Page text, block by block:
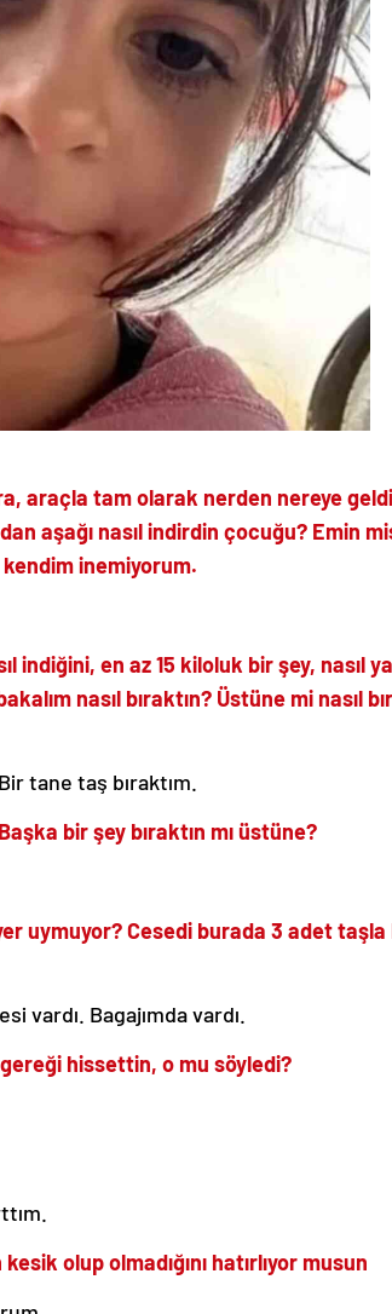
araçla tam olarak nerden nereye
aşağı nasıl indirdin çocuğu? Emin
kendim inemiyorum.
indiğini, en az 15 kiloluk bir şey, nasıl
nasıl bıraktın? Üstüne mi nasıl
tane taş bıraktım.
bir şey bıraktın mı üstüne?
uymuyor? Cesedi burada 3 adet
vardı. Bagajımda vardı.
hissettin, o mu söyledi?
olup olmadığını hatırlıyor musun